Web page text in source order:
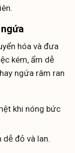
hóa và đưa
kém, ẩm dễ
ngứa râm ran
khi nóng bức
dễ đỏ và lan.